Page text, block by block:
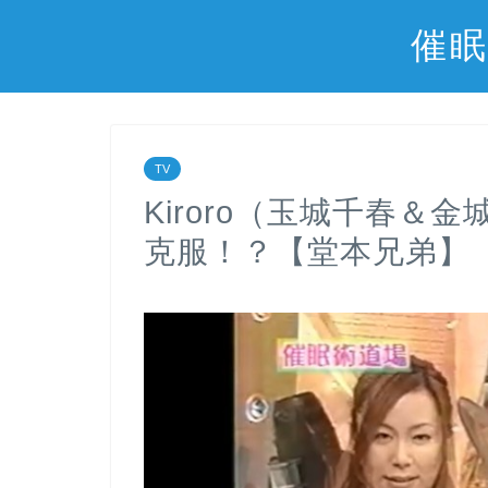
催
TV
Kiroro（玉城千春＆金
克服！？【堂本兄弟】